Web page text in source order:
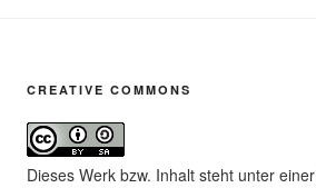
CREATIVE COMMONS
Dieses Werk bzw. Inhalt steht unter einer